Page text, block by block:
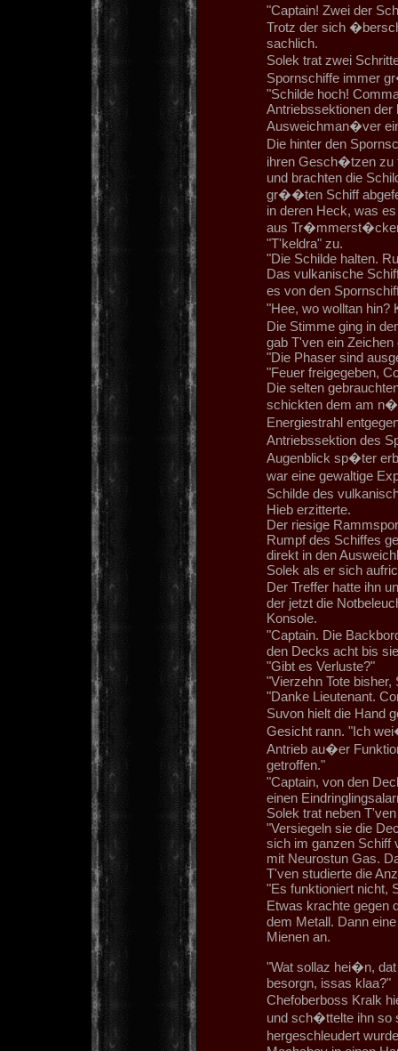
"Captain! Zwei der
Trotz der sich
sachlich.
Solek trat zwei
Spornschiffe immer
"Schilde hoch!
Antriebssektionen der
Ausweichman�ver
Die hinter den
ihren Gesch�tzen zu
und brachten die
gr��ten Schiff
in deren Heck, was
aus Tr�mmerst�cken
"T'keldra" zu.
"Die Schilde halten.
Das vulkanische
es von den
"Hee, wo wolltan
Die Stimme ging in
gab T'ven ein
"Die Phaser sind
"Feuer freigegeben,
Die selten
schickten dem am
Energiestrahl
Antriebssektion des
Augenblick sp�ter
war eine gewaltige
Schilde des
Hieb erzitterte.
Der riesige
Rumpf des Schiffes
direkt in den
Solek als er sich
Der Treffer hatte ihn
der jetzt die
Konsole.
"Captain. Die
den Decks acht bis
"Gibt es Verluste?"
"Vierzehn Tote
"Danke Lieutenant.
Suvon hielt die Hand
Gesicht rann. "Ich
Antrieb au�er
getroffen."
"Captain, von den
einen
Solek trat neben
"Versiegeln sie die
sich im ganzen Schiff
mit Neurostun Gas.
T'ven studierte die
"Es funktioniert nicht,
Etwas krachte gegen
dem Metall. Dann
Mienen an.
"Wat sollaz hei�n,
besorgn, issas klaa?"
Chefoberboss Kralk
und sch�ttelte ihn so
hergeschleudert